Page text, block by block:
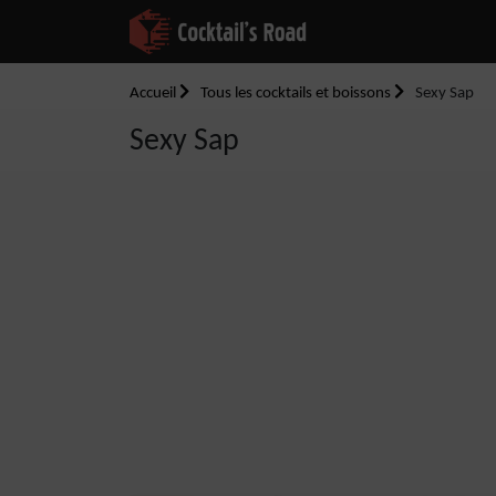
Accueil Tous les cocktails et boissons Sexy Sap
Sexy Sap